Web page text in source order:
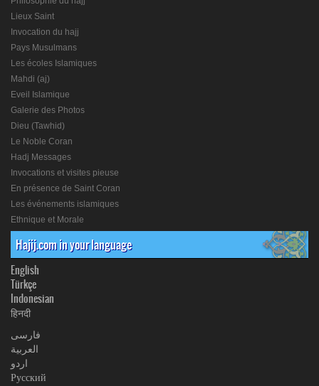
Lieux Saint
Invocation du hajj
Pays Musulmans
Les écoles Islamiques
Mahdi (aj)
Eveil Islamique
Galerie des Photos
Dieu (Tawhid)
Le Noble Coran
Hadj Messages
Invocations et visites pieuse
En présence de Saint Coran
Les événements islamiques
Ethnique et Morale
Hajij.com in your language
English
Türkçe
Indonesian
हिनदी
فارسی
العربیة
اردو
Русский